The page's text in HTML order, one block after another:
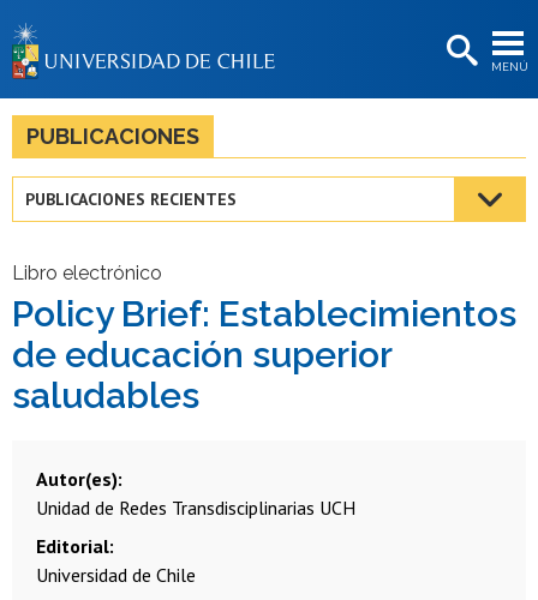
MENÚ
BIBLIOTECAS
LA UNIVERSIDAD
Estudiantes
Funcionarias/os
Egresadas/os
PUBLICACIONES
PUBLICACIONES RECIENTES
Libro electrónico
Policy Brief: Establecimientos
de educación superior
saludables
Autor(es)
Unidad de Redes Transdisciplinarias UCH
Editorial
Universidad de Chile